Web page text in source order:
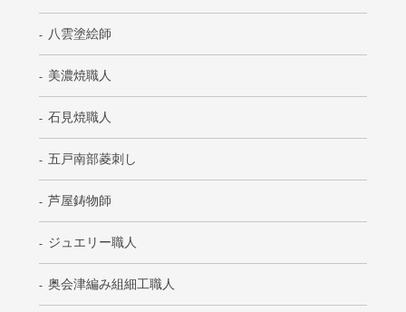
八雲塗絵師
美濃焼職人
石見焼職人
五戸南部菱刺し
芦屋鋳物師
ジュエリー職人
奥会津編み組細工職人